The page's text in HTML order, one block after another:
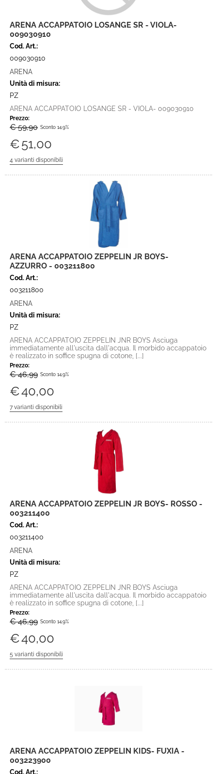
ARENA ACCAPPATOIO LOSANGE SR - VIOLA-
009030910
Cod. Art.:
009030910
ARENA
Unità di misura:
PZ
ARENA ACCAPPATOIO LOSANGE SR - VIOLA- 009030910
Prezzo:
€ 59,90 Sconto 14.9%
€51,00
ARENA ACCAPPATOIO ZEPPELIN JR BOYS-
AZZURRO - 003211800
Cod. Art.:
003211800
ARENA
Unità di misura:
PZ
ARENA ACCAPPATOIO ZEPPELIN JNR BOYS Asciuga
immediatamente all'uscita dall'acqua. Il morbido accappatoio
è realizzato in soffice spugna di cotone, [...]
Prezzo:
€ 46,99 Sconto 14.9%
€40,00
ARENA ACCAPPATOIO ZEPPELIN JR BOYS- ROSSO -
003211400
Cod. Art.:
003211400
ARENA
Unità di misura:
PZ
ARENA ACCAPPATOIO ZEPPELIN JNR BOYS Asciuga
immediatamente all'uscita dall'acqua. Il morbido accappatoio
è realizzato in soffice spugna di cotone, [...]
Prezzo:
€ 46,99 Sconto 14.9%
€40,00
ARENA ACCAPPATOIO ZEPPELIN KIDS- FUXIA -
003223900
Cod. Art.: